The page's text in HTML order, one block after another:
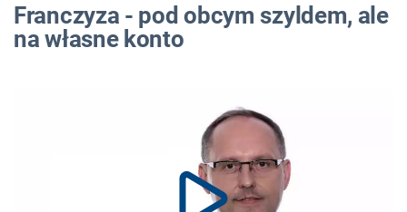
Franczyza - pod obcym szyldem, ale
na własne konto